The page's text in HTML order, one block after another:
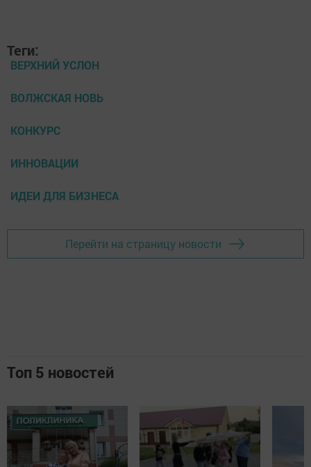
Теги:
ВЕРХНИЙ УСЛОН
ВОЛЖСКАЯ НОВЬ
КОНКУРС
ИННОВАЦИИ
ИДЕИ ДЛЯ БИЗНЕСА
Перейти на страницу новости
Топ 5 новостей